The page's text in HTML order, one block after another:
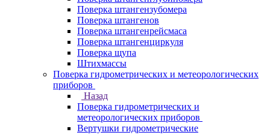
Поверка штангензубомера
Поверка штангенов
Поверка штангенрейсмаса
Поверка штангенциркуля
Поверка щупа
Штихмассы
Поверка гидрометрических и метеорологических
приборов
Назад
Поверка гидрометрических и
метеорологических приборов
Вертушки гидрометрические